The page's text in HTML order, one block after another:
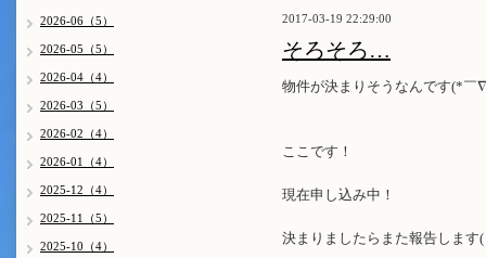
2017-03-19 22:29:00
そろそろ…
物件が決まりそうなんです(*￣
ここです！
現在申し込み中！
決まりましたらまた報告します(
2026-06（5）
2026-05（5）
2026-04（4）
2026-03（5）
2026-02（4）
2026-01（4）
2025-12（4）
2025-11（5）
2025-10（4）